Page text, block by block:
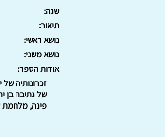
שנה:
תיאור:
נושא ראשי:
נושא משני:
אודות הספר:
של נתיבה בן
פינה, מלחמת